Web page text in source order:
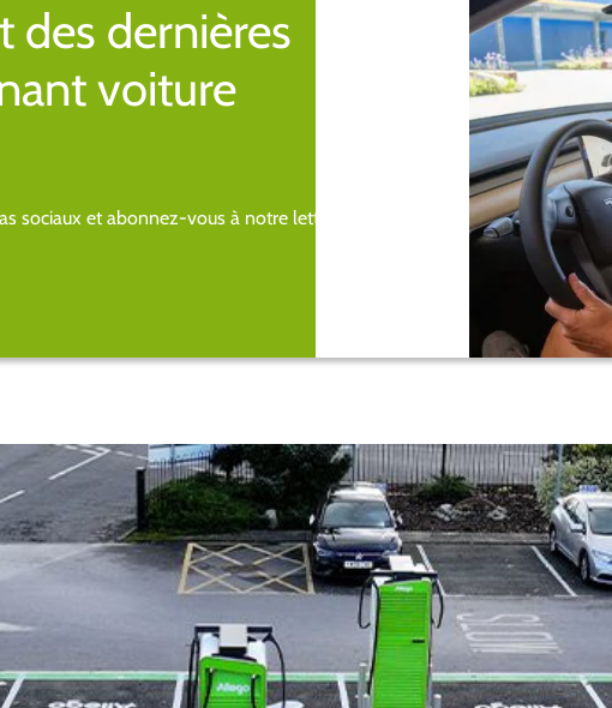
des dernières
voiture
sociaux et abonnez-vous à notre lettre